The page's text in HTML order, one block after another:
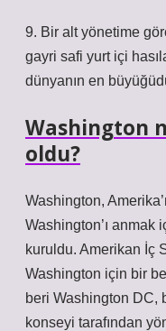
9. Bir alt yönetime
gayri safi yurt içi
dünyanın en
Washington
oldu?
Washington,
Washington’ı anmak
kuruldu. Amerikan İç
Washington için bir
beri Washington DC,
konseyi tarafından